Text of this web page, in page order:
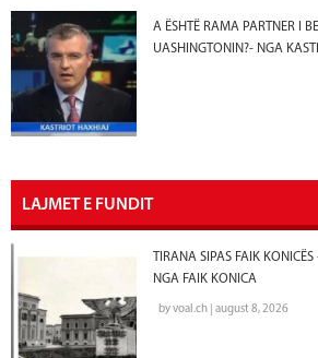
A ËSHTË RAMA PARTNER I
UASHINGTONIN?- NGA
LAJMET E FUNDIT
TIRANA SIPAS FAIK
NGA FAIK KONICA
by voal.ch | august 8, 2026